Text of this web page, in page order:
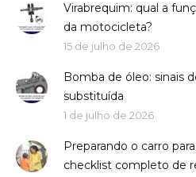
Virabrequim: qual a
da motocicleta?
15 de julho de 2026
Bomba de óleo: sinais
substituída
1 de julho de 2026
Preparando o carro
checklist completo de